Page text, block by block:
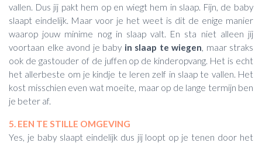
vallen. Dus jij pakt hem op en wiegt hem in slaap. Fijn, de baby
slaapt eindelijk. Maar voor je het weet is dit de enige manier
waarop jouw minime nog in slaap valt. En sta niet alleen jíj
voortaan elke avond je baby in slaap te wiegen, maar straks
ook de gastouder of de juffen op de kinderopvang. Het is echt
het allerbeste om je kindje te leren zelf in slaap te vallen. Het
kost misschien even wat moeite, maar op de lange termijn ben
je beter af.
5. EEN TE STILLE OMGEVING
Yes, je baby slaapt eindelijk dus jij loopt op je tenen door het